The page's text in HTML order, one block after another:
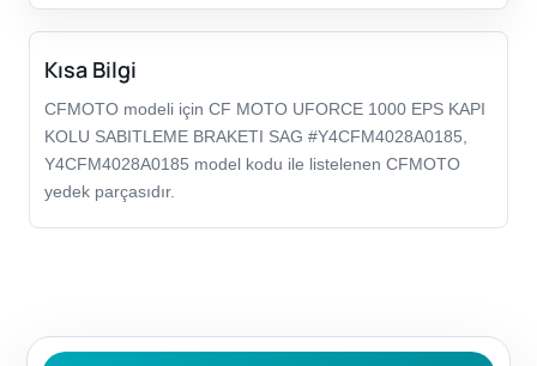
Kısa Bilgi
CFMOTO modeli için CF MOTO UFORCE 1000 EPS KAPI
KOLU SABITLEME BRAKETI SAG #Y4CFM4028A0185,
Y4CFM4028A0185 model kodu ile listelenen CFMOTO
yedek parçasıdır.